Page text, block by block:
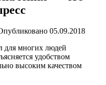
05.09.2018
для многих людей
удобством
высоким качеством